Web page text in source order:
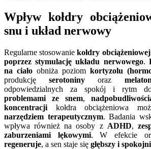
Wpływ kołdry
snu i układ nerwowy
Regularne stosowaniekołdry obciążeniowej
poprzez stymulację układu nerwowego.
na ciało obniża poziom kortyzolu
produkcjęserotoniny oraz
odpowiedzialnych za spokój i rytm
problemami ze snem,
koncentracji kołdra obciążeniowa
narzędziem terapeutycznym. Badania
wpływa również na osoby z ADHD,
zaburzeniami lękowymi. W efekcie
regeneruje, a sen staje się głębszy i